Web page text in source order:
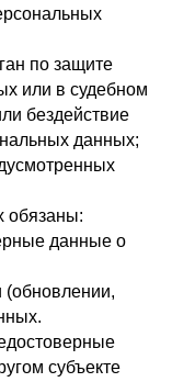
по защите
или в судебном
бездействие
данных;
обязаны:
данные о
(обновлении,
субъекте